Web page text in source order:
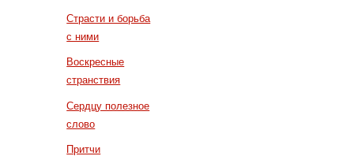
Страсти и борьба
с ними
Воскресные
странствия
Сердцу полезное
слово
Притчи